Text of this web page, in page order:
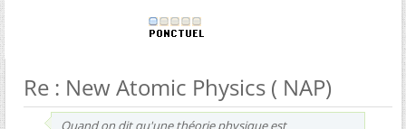
Re : New Atomic Physics ( NAP)
Quand on dit qu'une théorie physique est